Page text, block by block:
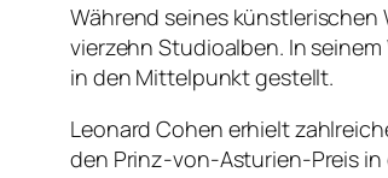
Während seines
vierzehn Studioalben. In
in den Mittelpunkt gestellt.
Leonard Cohen erhielt
den Prinz-von-Asturien-Preis in